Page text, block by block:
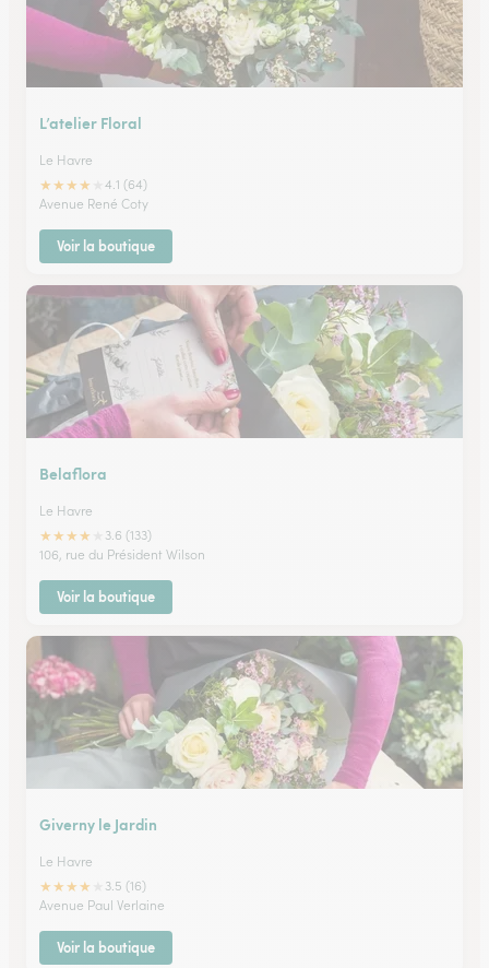
L’atelier Floral
Le Havre
★★★★
4.1 (64)
Avenue René Coty
Voir la boutique
Belaflora
Le Havre
★★★★
3.6 (133)
106, rue du Président Wilson
Voir la boutique
Giverny le Jardin
Le Havre
★★★★
3.5 (16)
Avenue Paul Verlaine
Voir la boutique